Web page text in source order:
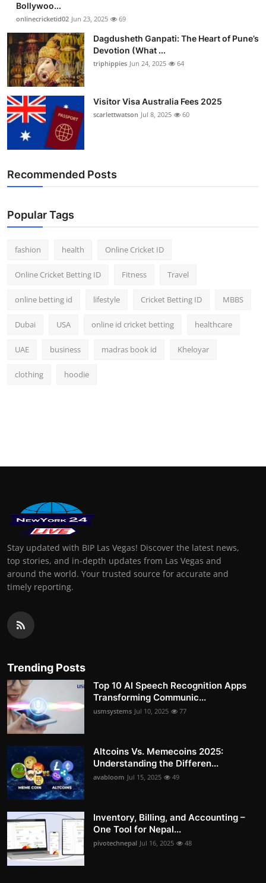
Bollywoo...
onlinecricketid02 Jun 23, 2025 69
Dagdusheth Ganpati: The Heart of Pune’s
Devotion (What ...
triphippies Jun 24, 2025 64
Visitor Visa Australia Fees 2025
scarlettwatson Jul 8, 2025 60
Recommended Posts
Popular Tags
fashion health Online Cricket ID
Online Cricket Betting ID Fitness Travel
online betting id lifestyle Cricket Betting ID MBBS
Dubai USA online id cricket betting healthcare
UAE business madras book id Kheloyar
clothing hoodie
Stay updated with BIP Las Vegas! Discover the latest news,
top stories, and in-depth updates from Las Vegas and
around the world. Your trusted source for accurate and
timely reporting.
Trending Posts
Top 10 AI Speech Recognition Apps
Transforming Communic...
usmsystems Jul 10, 2025 77
Altcoins Vs. Memecoins 2025:
Understanding the Differen...
avabloom Jul 15, 2025 49
Inventory, Billing, and Accounting –
One Tool for Nepal...
pivotechnepal Jul 16, 2025 48